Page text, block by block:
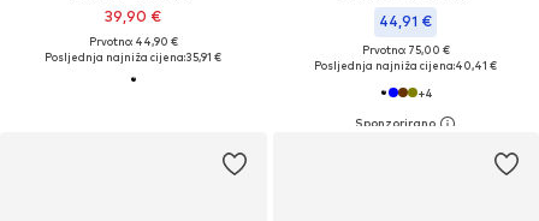
39,90 €
Prvotno: 44,90 €
Posljednja najniža cijena:35,91 €
44,91 €
Prvotno: 75,00 €
Posljednja najniža cijena:40,41 €
+4